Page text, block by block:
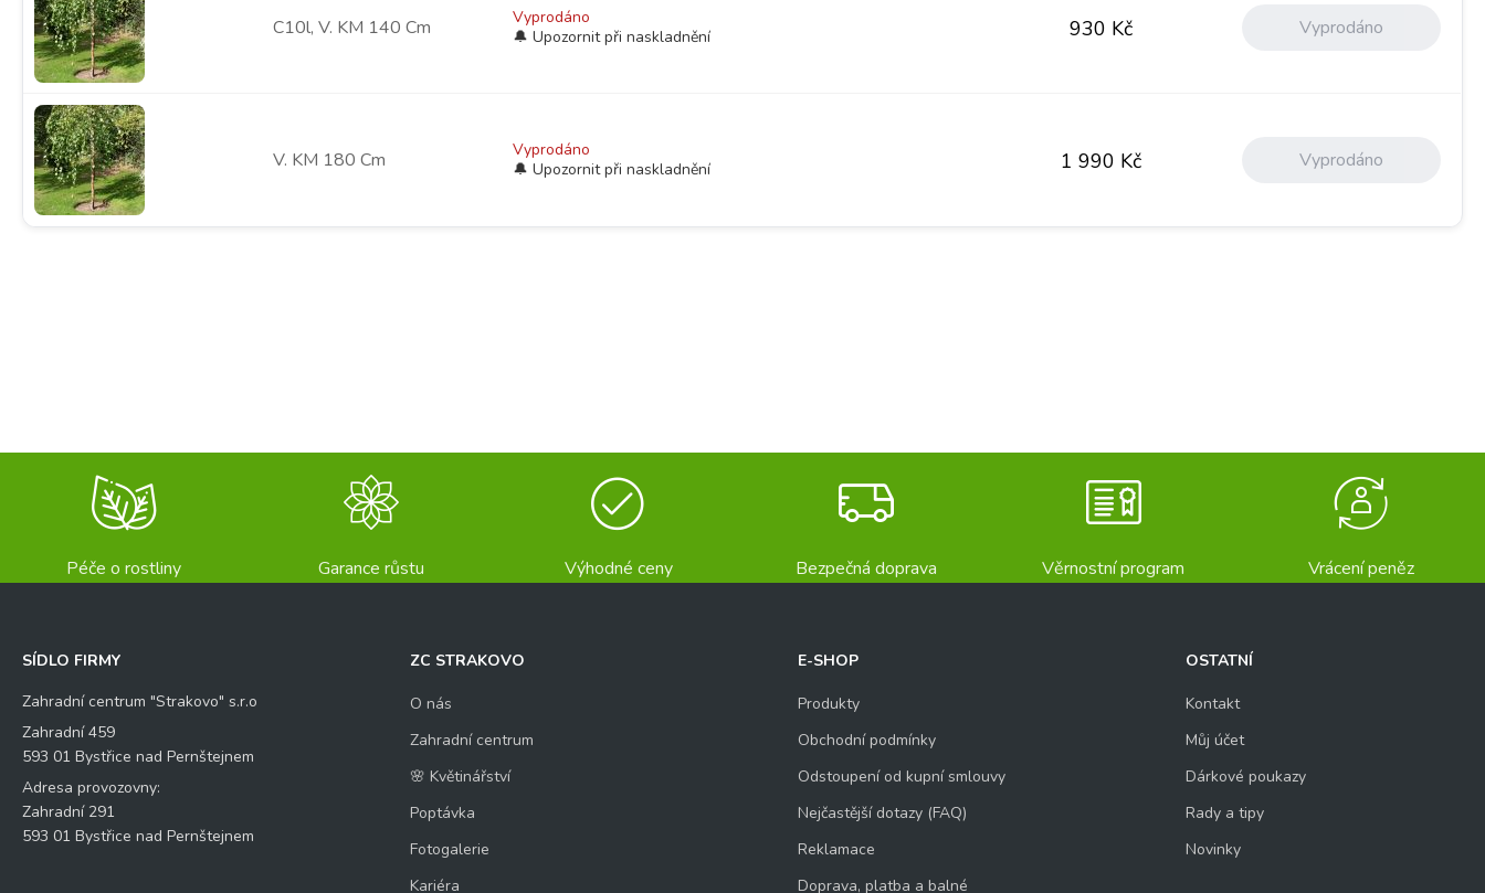
C10l, V. KM 140 Cm Vyprodáno 930 Kč Vyprodáno
V. KM 180 Cm Vyprodáno 1 990 Kč Vyprodáno
Péče o rostliny Garance růstu Výhodné ceny Bezpečná doprava Věrnostní program Vrácení peněz
SÍDLO FIRMY
Zahradní centrum "Strakovo" s.r.o
Zahradní 459
593 01 Bystřice nad Pernštejnem
Adresa provozovny:
Zahradní 291
593 01 Bystřice nad Pernštejnem
ZC STRAKOVO
O nás
Zahradní centrum
🌸 Květinářství
Poptávka
Fotogalerie
Kariéra
E-SHOP
Produkty
Obchodní podmínky
Odstoupení od kupní smlouvy
Nejčastější dotazy (FAQ)
Reklamace
Doprava, platba a balné
OSTATNÍ
Kontakt
Můj účet
Dárkové poukazy
Rady a tipy
Novinky